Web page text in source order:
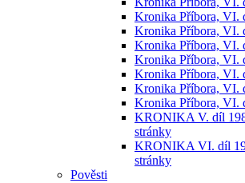
Kronika Příbora, VI.
Kronika Příbora, VI.
Kronika Příbora, VI.
Kronika Příbora, VI.
Kronika Příbora, VI.
Kronika Příbora, VI.
Kronika Příbora, VI.
KRONIKA V. díl
stránky
KRONIKA VI. díl
stránky
Pověsti